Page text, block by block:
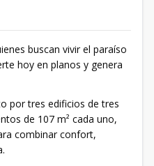
buscan vivir el paraíso
hoy en planos y genera
por tres edificios de tres
de 107 m² cada uno,
combinar confort,